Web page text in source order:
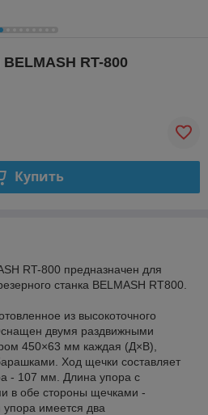
RT-800
Купить
RT-800 предназначен для
станка BELMASH RT800.
из высокоточного
двумя раздвижными
450×63 мм каждая (Д×В),
Ход щечки составляет
- 107 мм. Длина упора с
в обе стороны щечками -
имеется два